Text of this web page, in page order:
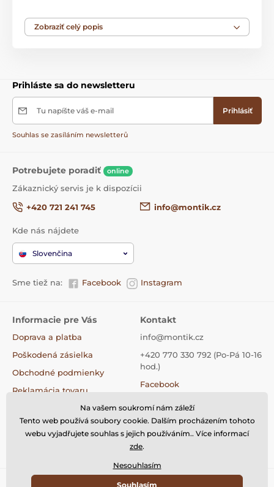
Stockmar.
Zobraziť celý popis
Prihláste sa do newsletteru
Tu napíšte váš e-mail Prihlásiť
Souhlas se zasíláním newsletterů
Potrebujete poradiť online
Zákaznický servis je k dispozícii
+420 721 241 745
info@montik.cz
Kde nás nájdete
Slovenčina
Sme tiež na: Facebook Instagram
Informacie pre Vás
Doprava a platba
Poškodená zásielka
Obchodné podmienky
Reklamácia tovaru
Vrátenie tovaru
Kontakt
info@montik.cz
+420 770 330 792 (Po-Pá 10-16
hod.)
Facebook
Tiktok
Na vašem soukromí nám záleží
Tento web používá soubory cookie. Dalším procházením tohoto
webu vyjadřujete souhlas s jejich používáním.. Více informací
zde.
Nesouhlasím
Souhlasím